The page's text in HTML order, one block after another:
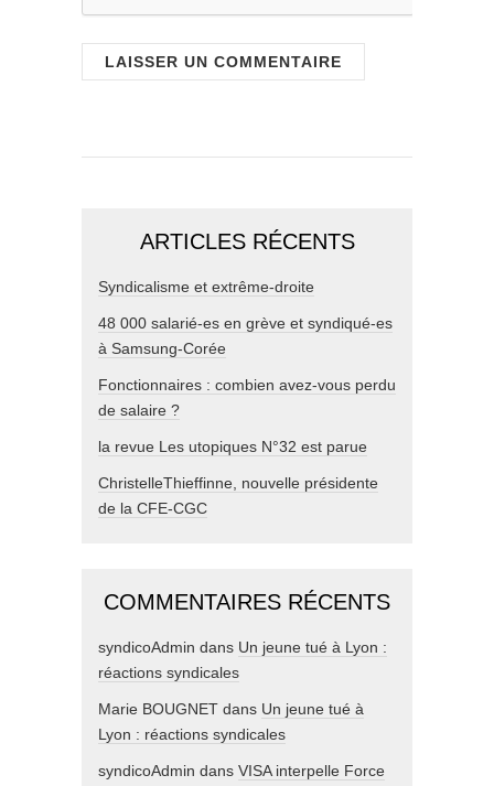
ARTICLES RÉCENTS
Syndicalisme et extrême-droite
48 000 salarié-es en grève et syndiqué-es
à Samsung-Corée
Fonctionnaires : combien avez-vous perdu
de salaire ?
la revue Les utopiques N°32 est parue
ChristelleThieffinne, nouvelle présidente
de la CFE-CGC
COMMENTAIRES RÉCENTS
syndicoAdmin dans Un jeune tué à Lyon :
réactions syndicales
Marie BOUGNET dans Un jeune tué à
Lyon : réactions syndicales
syndicoAdmin dans VISA interpelle Force